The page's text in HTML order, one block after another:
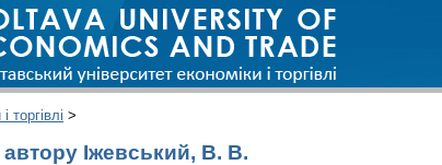
торгівлі >
Іжевський, В. В.